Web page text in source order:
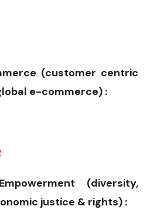
(customer centric
e-commerce) :
(diversity,
justice & rights) :